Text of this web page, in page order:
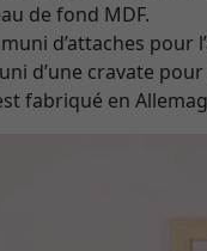
de fond MDF.
d’attaches
d’une cravate
fabriqué en